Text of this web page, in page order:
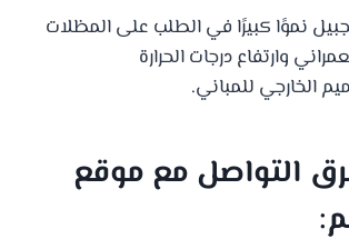
نموًا كبيرًا في الطلب على المظلات
وارتفاع درجات الحرارة
الخارجي للمباني.
التواصل مع موقع
: